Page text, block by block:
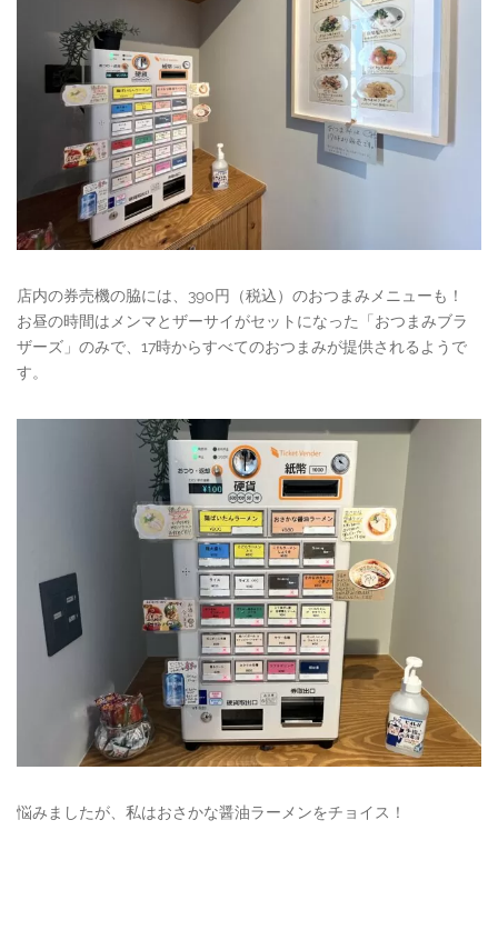
店内の券売機の脇には、390円（税込）のおつまみメニューも！
お昼の時間はメンマとザーサイがセットになった「おつまみブラ
ザーズ」のみで、17時からすべてのおつまみが提供されるようで
す。
悩みましたが、私はおさかな醤油ラーメンをチョイス！